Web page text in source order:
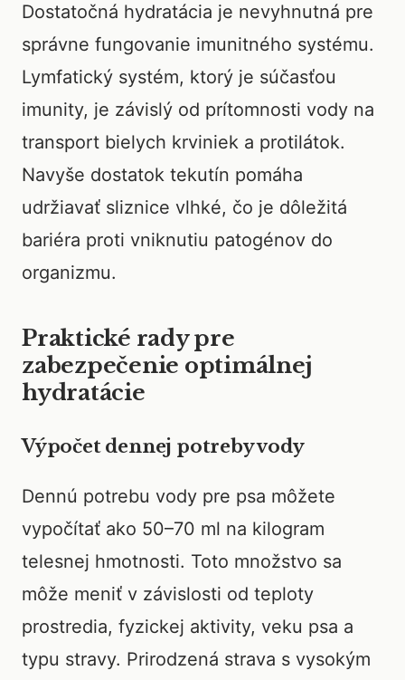
Dostatočná hydratácia je nevyhnutná pre
správne fungovanie imunitného systému.
Lymfatický systém, ktorý je súčasťou
imunity, je závislý od prítomnosti vody na
transport bielych krviniek a protilátok.
Navyše dostatok tekutín pomáha
udržiavať sliznice vlhké, čo je dôležitá
bariéra proti vniknutiu patogénov do
organizmu.
Praktické rady pre
zabezpečenie optimálnej
hydratácie
Výpočet dennej potreby vody
Dennú potrebu vody pre psa môžete
vypočítať ako 50–70 ml na kilogram
telesnej hmotnosti. Toto množstvo sa
môže meniť v závislosti od teploty
prostredia, fyzickej aktivity, veku psa a
typu stravy. Prirodzená strava s vysokým